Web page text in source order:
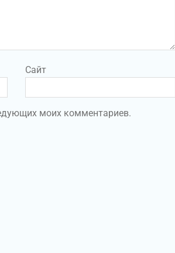
Сайт
моих комментариев.